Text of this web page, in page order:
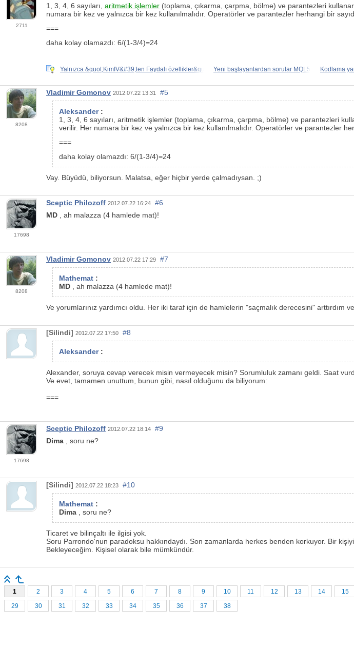
2711
1, 3, 4, 6 sayıları, aritmetik işlemler (toplama, çıkarma, çarpma, bölme) ve parantezleri
numara bir kez ve yalnızca bir kez kullanılmalıdır. Operatörler ve parantezler herhangi bir
===
daha kolay olamazdı: 6/(1-3/4)=24
Yalnızca &quot;KimIV&#39;ten Faydalı özellikler&quot;. Yeni başlayanlardan sorular MQL5 Kodlama
8208
Vladimir Gomonov 2012.07.22 13:31 #5
Aleksander:
1, 3, 4, 6 sayıları, aritmetik işlemler (toplama, çıkarma, çarpma, bölme) ve parantezleri
verilir. Her numara bir kez ve yalnızca bir kez kullanılmalıdır. Operatörler ve parantezler
===
daha kolay olamazdı: 6/(1-3/4)=24
Vay. Büyüdü, biliyorsun. Malatsa, eğer hiçbir yerde çalmadıysan. ;)
17698
Sceptic Philozoff 2012.07.22 16:24
#6
MD , ah malazza (4 hamlede mat)!
8208
Vladimir Gomonov 2012.07.22 17:29 #7
Mathemat :
MD , ah malazza (4 hamlede mat)!
Ve yorumlarınız yardımcı oldu. Her iki taraf için de hamlelerin "saçmalık derecesini" arttırdım
[Silindi] 2012.07.22 17:50 #8
Aleksander:
Alexander, soruya cevap verecek misin vermeyecek misin? Sorumluluk zamanı geldi. Saat
Ve evet, tamamen unuttum, bunun gibi, nasıl olduğunu da biliyorum:
===
17698
Sceptic Philozoff 2012.07.22 18:14
#9
Dima , soru ne?
[Silindi] 2012.07.22 18:23 #10
Mathemat :
Dima , soru ne?
Ticaret ve bilinçaltı ile ilgisi yok.
Soru Parrondo'nun paradoksu hakkındaydı. Son zamanlarda herkes benden korkuyor. Bir kişiyi
Bekleyeceğim. Kişisel olarak bile mümkündür.
1 2 3 4 5 6 7 8 9 10 11 12 13 14 15
29
30 31 32 33 34 35 36 37 38